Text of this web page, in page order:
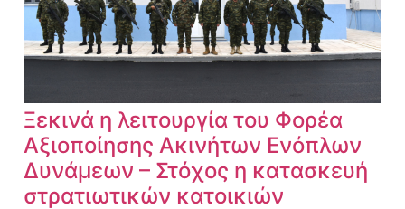
Ξεκινά η λειτουργία του Φορέα
Αξιοποίησης Ακινήτων Ενόπλων
Δυνάμεων – Στόχος η κατασκευή
στρατιωτικών κατοικιών